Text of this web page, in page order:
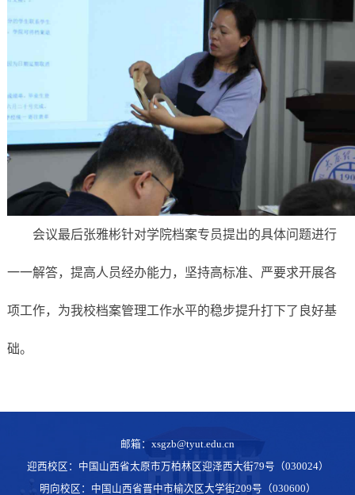
会议最后张雅彬针对学院档案专员提出的具体问题进行
一一解答，提高人员经办能力，坚持高标准、严要求开展各
项工作，为我校档案管理工作水平的稳步提升打下了良好基
础。
邮箱：xsgzb@tyut.edu.cn
迎西校区：中国山西省太原市万柏林区迎泽西大街79号（030024）
明向校区：中国山西省晋中市榆次区大学街209号（030600）